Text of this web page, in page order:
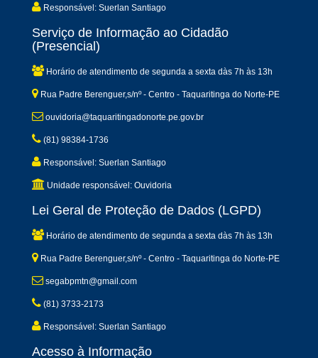
Responsável: Suerlan Santiago
Serviço de Informação ao Cidadão
(Presencial)
Horário de atendimento de segunda a sexta dàs 7h às 13h
Rua Padre Berenguer,s/nº - Centro - Taquaritinga do Norte-PE
ouvidoria@taquaritingadonorte.pe.gov.br
(81) 98384-1736
Responsável: Suerlan Santiago
Unidade responsável: Ouvidoria
Lei Geral de Proteção de Dados (LGPD)
Horário de atendimento de segunda a sexta dàs 7h às 13h
Rua Padre Berenguer,s/nº - Centro - Taquaritinga do Norte-PE
segabpmtn@gmail.com
(81) 3733-2173
Responsável: Suerlan Santiago
Acesso à Informação